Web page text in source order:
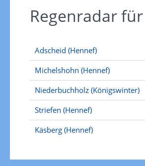
Regenradar
Adscheid (Hennef)
Michelshohn (Hennef)
Niederbuchholz (Königswinter)
Striefen (Hennef)
Käsberg (Hennef)